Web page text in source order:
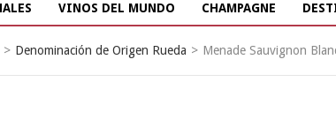
VINOS DEL MUNDO CHAMPAGNE
> Denominación de Origen Rueda > Menade Sauvignon